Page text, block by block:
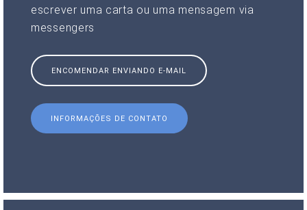
escrever uma carta ou uma mensagem via
messengers
ENCOMENDAR ENVIANDO E-MAIL
INFORMAÇÕES DE CONTATO